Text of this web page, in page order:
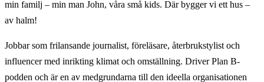
min familj – min man John, våra små kids. Där bygger vi ett hus –
av halm!
Jobbar som frilansande journalist, föreläsare, återbrukstylist och
influencer med inrikting klimat och omställning. Driver Plan B-
podden och är en av medgrundarna till den ideella organisationen